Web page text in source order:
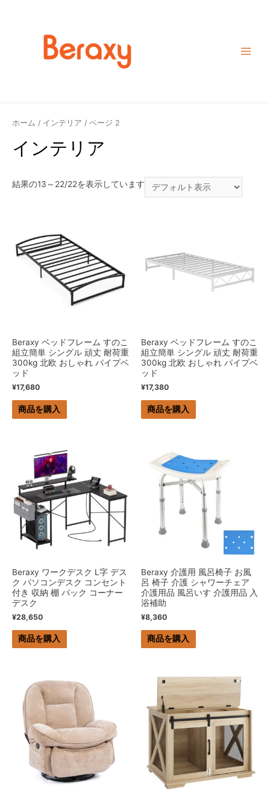
ホーム / インテリア / ページ 2
インテリア
結果の13～22/22を表示しています
Beraxy ベッドフレーム すのこ
組立簡単 シングル 頑丈 耐荷重
300kg 北欧 おしゃれ パイプベ
ッド
¥17,680
商品を購入
Beraxy ベッドフレーム すのこ
組立簡単 シングル 頑丈 耐荷重
300kg 北欧 おしゃれ パイプベ
ッド
¥17,380
商品を購入
Beraxy ワークデスク L字 デス
ク パソコンデスク コンセント
付き 収納 棚 バック コーナー
デスク
¥28,650
商品を購入
Beraxy 介護用 風呂椅子 お風
呂 椅子 介護 シャワーチェア
介護用品 風呂いす 介護用品 入
浴補助
¥8,360
商品を購入